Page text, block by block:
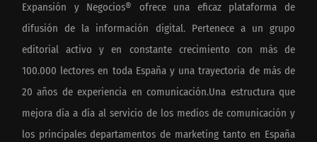
Expansión y Negocios® ofrece una eficaz plataforma de
difusión de la información digital. Pertenece a un grupo
editorial activo y en constante crecimiento con más de
100.000 lectores en toda España y una trayectoria de más de
20 años de experiencia en comunicación.Una estructura que
mejora día a día al servicio de los medios de comunicación y
los principales departamentos de marketing tanto en España